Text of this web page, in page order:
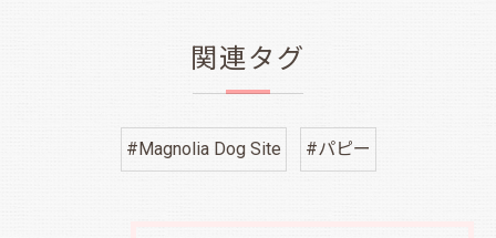
関連タグ
#Magnolia Dog Site #パピー